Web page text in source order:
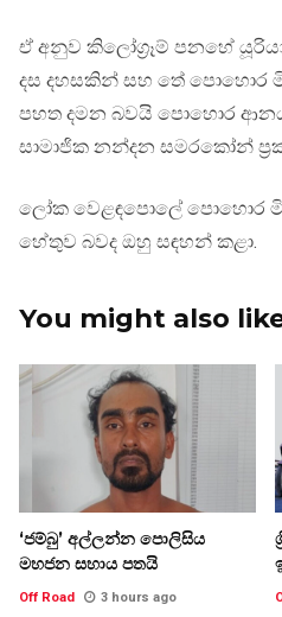
ඒ අනුව කිලෝග්‍රෑම් පනහේ
දස දහසකින් සහ තේ පොහොර
පහත දමන බවයි පොහොර
සාමාජික නන්දන සමරකෝන්
ලෝක වෙළඳපොලේ පොහොර
හේතුව බවද ඔහු සඳහන් කළා.
You might also
‘ජම්බු’ අල්ලන්න පොලිසිය
මහජන සහාය පතයි
Off Road 3 hours ago